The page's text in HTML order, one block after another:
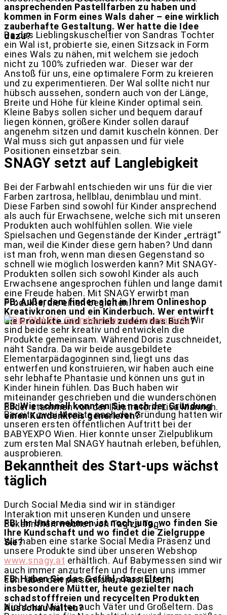
ansprechenden Pastellfarben zu haben und
kommen in Form eines Wals daher – eine wirklich
zauberhafte Gestaltung. Wer hatte die Idee
dazu?
Da das Lieblingskuscheltier von Sandras Tochter
ein Wal ist, probierte sie, einen Sitzsack in Form
eines Wals zu nähen, mit welchem sie jedoch
nicht zu 100% zufrieden war. Dieser war der
Anstoß für uns, eine optimalere Form zu kreieren
und zu experimentieren. Der Wal sollte nicht nur
hübsch aussehen, sondern auch von der Länge,
Breite und Höhe für kleine Kinder optimal sein.
Kleine Babys sollen sicher und bequem darauf
liegen können, größere Kinder sollen darauf
angenehm sitzen und damit kuscheln können. Der
Wal muss sich gut anpassen und für viele
Positionen einsetzbar sein.
SNAGY setzt auf Langlebigkeit
Bei der Farbwahl entschieden wir uns für die vier
Farben zartrosa, hellblau, denimblau und mint.
Diese Farben sind sowohl für Kinder ansprechend
als auch für Erwachsene, welche sich mit unseren
Produkten auch wohlfühlen sollen. Wie viele
Spielsachen und Gegenstände der Kinder „erträgt“
man, weil die Kinder diese gern haben? Und dann
ist man froh, wenn man diesen Gegenstand so
schnell wie möglich loswerden kann? Mit SNAGY-
Produkten sollen sich sowohl Kinder als auch
Erwachsene angesprochen fühlen und lange damit
eine Freude haben. Mit SNAGY erwirbt man
Produkte, die einen begleiten.
FB: Außerdem finden sich in Ihrem Onlineshop
Kreativkronen und ein Kinderbuch. Wer entwirft
die Produkte und schrieb zudem das Buch?Wir
sind beide sehr kreativ und entwickeln die
Produkte gemeinsam. Während Doris zuschneidet,
näht Sandra. Da wir beide ausgebildete
Elementarpädagoginnen sind, liegt uns das
entwerfen und konstruieren, wir haben auch eine
sehr lebhafte Phantasie und können uns gut in
Kinder hinein fühlen. Das Buch haben wir
miteinander geschrieben und die wunderschönen
Bilder stammen von der Illustratorin Lisa Manneh.
FB: Wie schnell konnten Sie nach der Gründung
einen Kundenkreis generieren?
Bereits zwei Monate nach der Gründung hatten wir
unseren ersten öffentlichen Auftritt bei der
BABYEXPO Wien. Hier konnte unser Zielpublikum
zum ersten Mal SNAGY hautnah erleben, befühlen,
ausprobieren.
Bekanntheit des Start-ups wächst
täglich
Durch Social Media sind wir in ständiger
Interaktion mit unseren Kunden und unsere
Bekanntheit wächst von Tag zu Tag.
FB: Ihr Unternehmen ist noch jung, wo finden Sie
Ihre Kundschaft und wo findet die Zielgruppe
Sie?
Wir haben eine starke Social Media Präsenz und
unsere Produkte sind über unseren Webshop
www.snagy.at erhältlich. Auf Babymessen sind wir
auch immer anzutreffen und freuen uns immer
sehr über den persönlichen Austausch!
FB: Haben Sie das Gefühl, dass Eltern,
insbesondere Mütter, heute gezielter nach
schadstofffreien und recycelten Produkten
Ausschau halten?
Nicht nur Mütter, auch Väter und Großeltern. Das